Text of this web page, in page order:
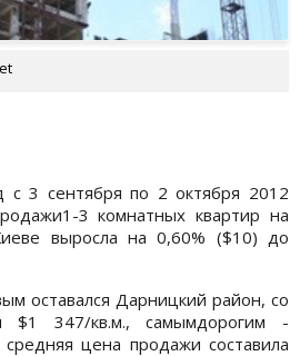
с 3 сентября по 2 октября 2012
3 комнатных квартир на
выросла на 0,60% ($10) до
оставался Дарницкий район, со
$1 347/кв.м., самымдорогим -
цена продажи составила